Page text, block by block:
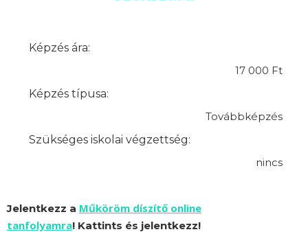
Képzés ára:
17 000 Ft
Képzés típusa:
Továbbképzés
Szükséges iskolai végzettség:
nincs
Jelentkezz a Műköröm díszítő online
tanfolyamra! Kattints és jelentkezz!